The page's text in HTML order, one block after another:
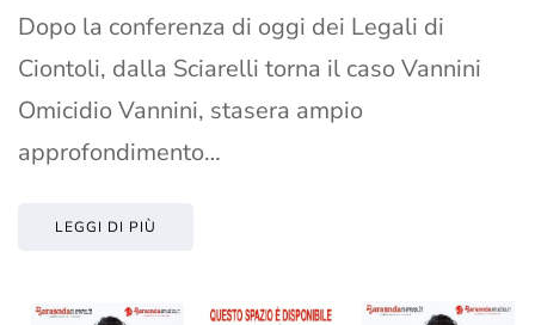
Dopo la conferenza di oggi dei Legali di
Ciontoli, dalla Sciarelli torna il caso Vannini
Omicidio Vannini, stasera ampio
approfondimento…
LEGGI DI PIÙ